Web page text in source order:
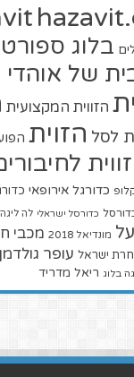
בלוג ספורט
של
הזווית המקצועית
לסל הזוית
זווית
כדורגל אירופאי
כדורסל ישראלי לה ליגה
מונדיאל 2018 מכבי
ישראל עופר
בלוג ריאל מדריד